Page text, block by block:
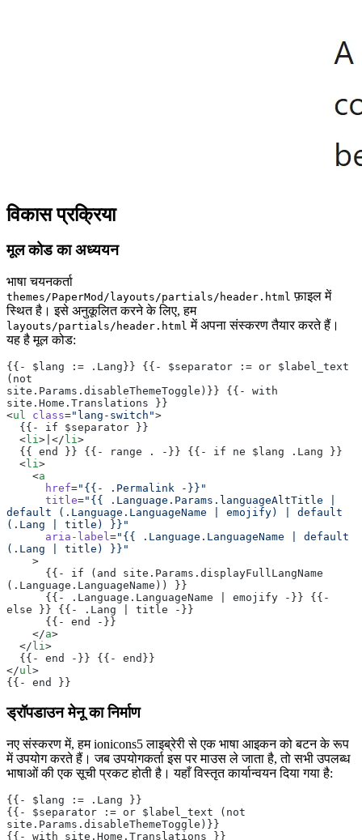
विकास प्रक्रिया
मूल कोड का अध्ययन
भाषा चयनकर्ता
themes/PaperMod/layouts/partials/header.html फ़ाइल में
स्थित है। इसे अनुकूलित करने के लिए, हम
layouts/partials/header.html में अपना संस्करण तैयार करते हैं।
यह है मूल कोड:
{{- $lang := .Lang}} {{- $separator := or $label_text
(not
site.Params.disableThemeToggle)}} {{- with
site.Home.Translations }}
<ul class="lang-switch">
  {{- if $separator }}
  <
li>|</ li>
  {{ end }} {{- range . -}} {{- if ne $lang .Lang }}
  <
li>
    <
a
      href
="{{- .Permalink -}}"
      title
="{{ .Language.Params.languageAltTitle |
default (.Language.LanguageName | emojify) | default
(.Lang | title) }}"
      aria-label
="{{ .Language.LanguageName | default
(.Lang | title) }}"
    >
(.Language.LanguageName)) }}
else }} {{- .Lang | title -}}
      {{- end -}}
    </
a>
  </
li>
  {{- end -}} {{- end}}
</ul>
{{- end }}
ड्रॉपडाउन मेनू का निर्माण
नए संस्करण में, हम ionicons5 लाइब्रेरी से एक भाषा आइकन को बटन के रूप
में उपयोग करते हैं। जब उपयोगकर्ता इस पर माउस ले जाता है, तो सभी उपलब्ध
भाषाओं की एक सूची प्रकट होती है। यहाँ विस्तृत कार्यान्वयन दिया गया है:
{{- $lang := .Lang }}
{{- $separator := or $label_text (not
site.Params.disableThemeToggle)}}
{{- with site.Home.Translations }}